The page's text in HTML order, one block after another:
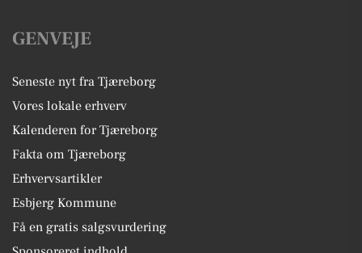
GENVEJE
Seneste nyt fra Tjæreborg
Vores lokale erhverv
Kalenderen for Tjæreborg
Fakta om Tjæreborg
Erhvervsartikler
Esbjerg Kommune
Få en gratis salgsvurdering